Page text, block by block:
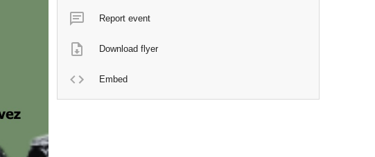
Report event
Download flyer
Embed